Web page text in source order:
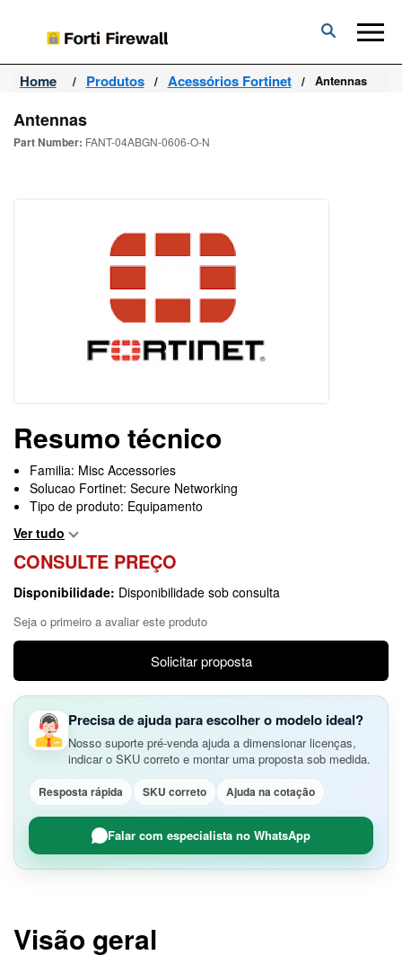
Forti
Firewall
Home Produtos Acessórios Fortinet Antennas
Antennas
Part Number: FANT-04ABGN-0606-O-N
Resumo técnico
Familia: Misc Accessories
Solucao Fortinet: Secure Networking
Tipo de produto: Equipamento
Ver tudo
CONSULTE PREÇO
Disponibilidade: Disponibilidade sob consulta
Seja o primeiro a avaliar este produto
Solicitar proposta
Precisa de ajuda para escolher o modelo ideal?
Nosso suporte pré-venda ajuda a dimensionar licenças,
indicar o SKU correto e montar uma proposta sob medida.
Resposta rápida SKU correto Ajuda na cotação
Falar com especialista no WhatsApp
Visão geral